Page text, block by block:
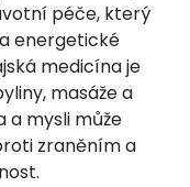
péče, který
energetické
medicínaje
masáže a
a mysli může
zraněním a